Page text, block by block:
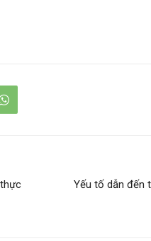
Yếu tố dẫn đến